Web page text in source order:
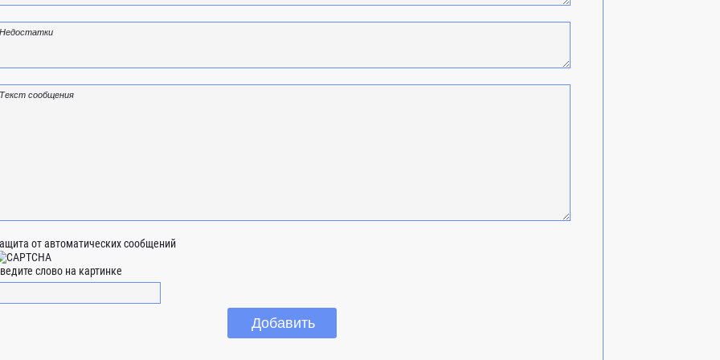
от автоматических сообщений
слово на картинке